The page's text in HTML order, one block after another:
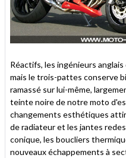
Réactifs, les ingénieurs
mais le trois-pattes conserve
ramassé sur lui-même,
teinte noire de notre moto
changements esthétiques
de radiateur et les jantes
conique, les boucliers
nouveaux échappements à